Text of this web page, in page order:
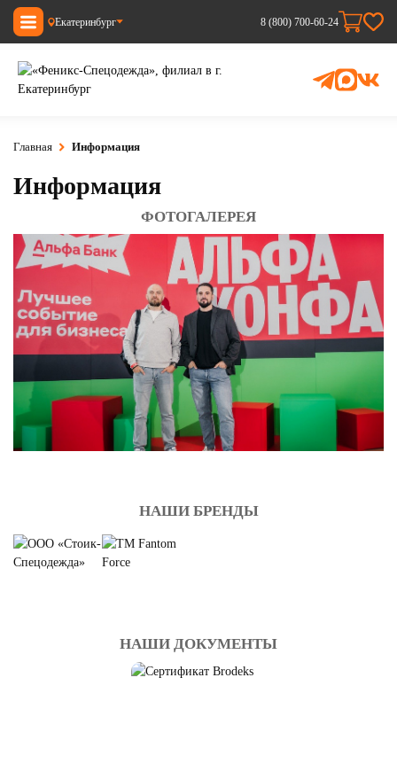
Екатеринбург 8 (800) 700-60-24
Главная Информация
Информация
ФОТОГАЛЕРЕЯ
НАШИ БРЕНДЫ
НАШИ ДОКУМЕНТЫ